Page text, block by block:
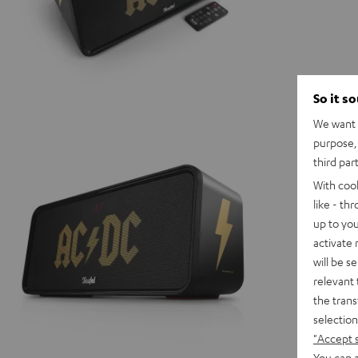
So it
We
third
With
like -
up to
activate
will be
relevant
the
"Accept